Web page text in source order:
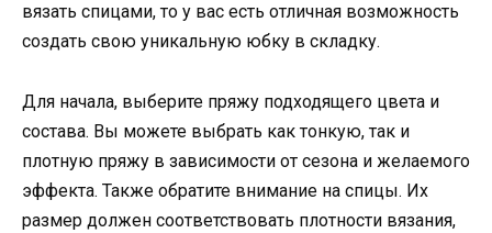
вязать спицами, то у вас есть отличная возможность
создать свою уникальную юбку в складку.
Для начала, выберите пряжу подходящего цвета и
состава. Вы можете выбрать как тонкую, так и
плотную пряжу в зависимости от сезона и желаемого
эффекта. Также обратите внимание на спицы. Их
размер должен соответствовать плотности вязания,